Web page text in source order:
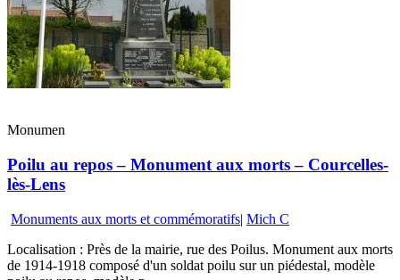
Monumen
Poilu au repos – Monument aux morts – Courcelles-
lès-Lens
Monuments aux morts et commémoratifs| Mich C
Localisation : Près de la mairie, rue des Poilus. Monument aux morts
de 1914-1918 composé d'un soldat poilu sur un piédestal, modèle